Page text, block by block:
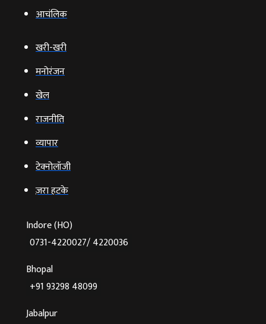
आचंलिक
खरी-खरी
मनोरंजन
खेल
राजनीति
व्‍यापार
टेक्‍नोलॉजी
ज़रा हटके
Indore (HO)
0731-4220027/ 4220036
Bhopal
+91 93298 48099
Jabalpur